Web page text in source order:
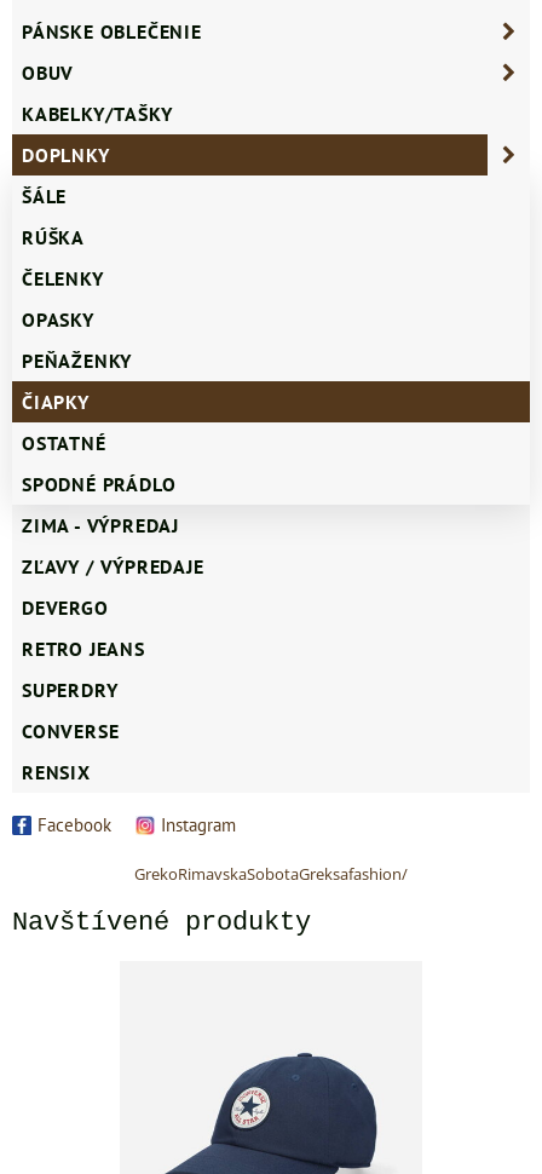
PÁNSKE OBLEČENIE
OBUV
KABELKY/TAŠKY
DOPLNKY
ŠÁLE
RÚŠKA
ČELENKY
OPASKY
PEŇAŽENKY
ČIAPKY
OSTATNÉ
SPODNÉ PRÁDLO
ZIMA - VÝPREDAJ
ZĽAVY / VÝPREDAJE
DEVERGO
RETRO JEANS
SUPERDRY
CONVERSE
RENSIX
Facebook Instagram
GrekoRimavskaSobotaGreksafashion/
Navštívené produkty